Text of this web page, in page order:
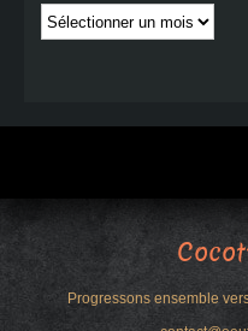
Publications
par
Progressons ensemble